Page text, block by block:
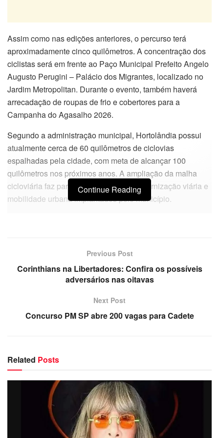
Assim como nas edições anteriores, o percurso terá
aproximadamente cinco quilômetros. A concentração dos
ciclistas será em frente ao Paço Municipal Prefeito Angelo
Augusto Perugini – Palácio dos Migrantes, localizado no
Jardim Metropolitan. Durante o evento, também haverá
arrecadação de roupas de frio e cobertores para a
Campanha do Agasalho 2026.
Segundo a administração municipal, Hortolândia possui
atualmente cerca de 60 quilômetros de ciclovias
espalhadas pela cidade, com meta de alcançar 100
quilômetros nos próximos anos. A ampliação da malha
cicloviária faz parte dos projetos de modernização viária e
mobilidade urbana implantados pelo município.
Continue Reading
Previous Post
Corinthians na Libertadores: Confira os possíveis
adversários nas oitavas
Next Post
Concurso PM SP abre 200 vagas para Cadete
Related Posts